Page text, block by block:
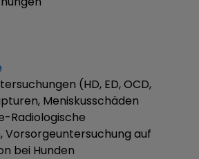
(HD, ED, OCD,
Meniskusschäden
Radiologische
Vorsorgeuntersuchung auf
bei Hunden